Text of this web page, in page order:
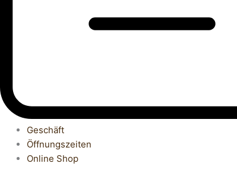
Geschäft
Öffnungszeiten
Online Shop